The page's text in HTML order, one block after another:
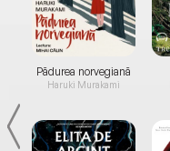
Pădurea norvegiană
Haruki Murakami